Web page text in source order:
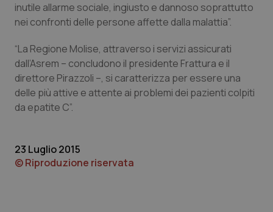
Provincia Autonoma di Trento
Puglia
Sardegna
Toscana
Ipertensione & Scompenso
Malattie rare
Malattia di Crohn & Rettocolite Ulcerosa
Obesità
inutile allarme sociale, ingiusto e dannoso soprattutto
nei confronti delle persone affette dalla malattia”.
“La Regione Molise, attraverso i servizi assicurati
dall’Asrem – concludono il presidente Frattura e il
direttore Pirazzoli –, si caratterizza per essere una
delle più attive e attente ai problemi dei pazienti colpiti
da epatite C”.
23 Luglio 2015
© Riproduzione riservata